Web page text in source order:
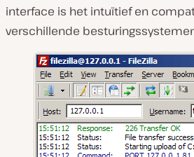
interface is het intuïtief en
verschillende